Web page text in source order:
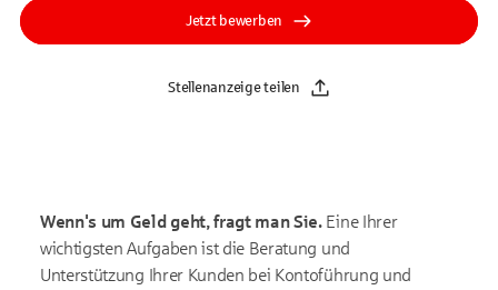
Jetzt bewerben
Stellenanzeige teilen
Wenn's um Geld geht, fragt man Sie. Eine Ihrer
wichtigsten Aufgaben ist die Beratung und
Unterstützung Ihrer Kunden bei Kontoführung und